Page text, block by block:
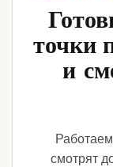
точки
и
смотрят